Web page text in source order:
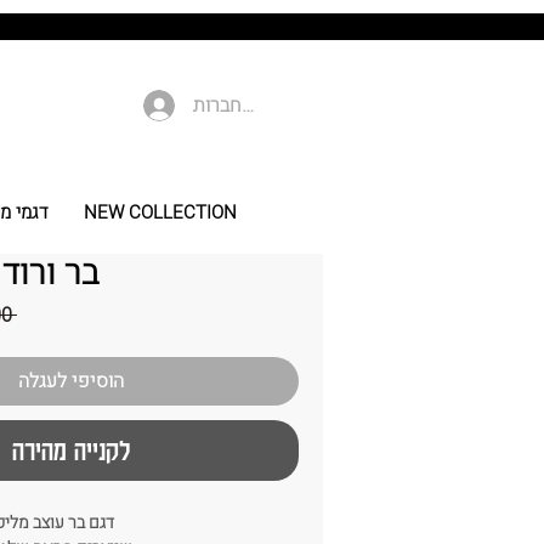
להתחברות
NEW COLLECTION דגמי
בר
‏259.00 ‏₪
הוסיפי לעגלה
לקנייה מהירה
דגם בר עוצב מליפופים